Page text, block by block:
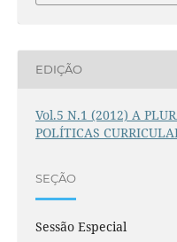
EDIÇÃO
Vol.5 N.1 (2012) A
POLÍTICAS
SEÇÃO
Sessão Especial